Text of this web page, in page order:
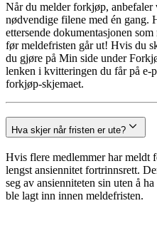
Når du melder forkjøp, anbefaler
nødvendige filene med én gang.
ettersende dokumentasjonen
før meldefristen går ut! Hvis du
du gjøre på Min side under
lenken i kvitteringen du får på e-
forkjøp-skjemaet.
Hva skjer når fristen er ute?
Hvis flere medlemmer har meldt
lengst ansiennitet fortrinnsrett.
seg av ansienniteten sin uten å
ble lagt inn innen meldefristen.